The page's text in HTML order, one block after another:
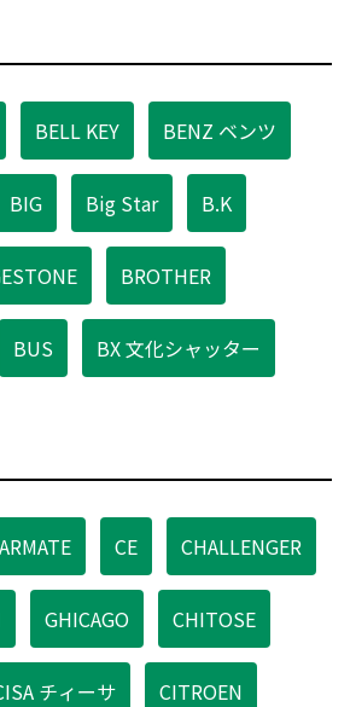
BELL KEY BENZ ベンツ
BIG Big Star B.K
BROTHER
BUS BX 文化シャッター
CE CHALLENGER
GHICAGO CHITOSE
チィーサ CITROEN